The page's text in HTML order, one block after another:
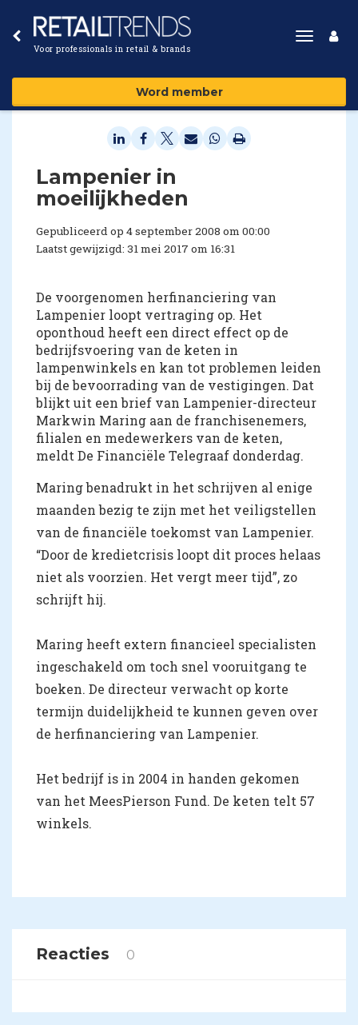
Voor professionals in retail & brands
Toggle
Word member
Lampenier in
moeilijkheden
Gepubliceerd op 4 september 2008 om 00:00
Laatst gewijzigd: 31 mei 2017 om 16:31
De voorgenomen herfinanciering van
Lampenier loopt vertraging op. Het
oponthoud heeft een direct effect op de
bedrijfsvoering van de keten in
lampenwinkels en kan tot problemen leiden
bij de bevoorrading van de vestigingen. Dat
blijkt uit een brief van Lampenier-directeur
Markwin Maring aan de franchisenemers,
filialen en medewerkers van de keten,
meldt De Financiële Telegraaf donderdag.
Maring benadrukt in het schrijven al enige
maanden bezig te zijn met het veiligstellen
van de financiële toekomst van Lampenier.
“Door de kredietcrisis loopt dit proces helaas
niet als voorzien. Het vergt meer tijd”, zo
schrijft hij.
Maring heeft extern financieel specialisten
ingeschakeld om toch snel vooruitgang te
boeken. De directeur verwacht op korte
termijn duidelijkheid te kunnen geven over
de herfinanciering van Lampenier.
Het bedrijf is in 2004 in handen gekomen
van het MeesPierson Fund. De keten telt 57
winkels.
Reacties 0